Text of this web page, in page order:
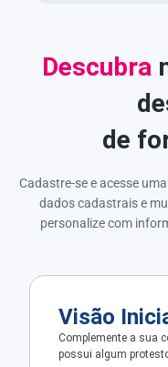
Descubra
de
Cadastre-se e acesse
dados cadastrais e
personalize com
Visão
Complemente a sua
possui algum